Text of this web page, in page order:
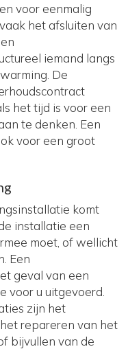
voor eenmalig
het afsluiten van
iemand langs
De
het tijd is voor een
te denken. Een
voor een groot
komt
installatie een
moet, of wellicht
Een
geval van een
voor u uitgevoerd.
zijn het
repareren van het
bijvullen van de